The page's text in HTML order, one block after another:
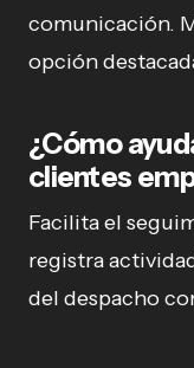
comunicación.
opción
¿Cómo
clientes
Facilita el
registra
del despacho